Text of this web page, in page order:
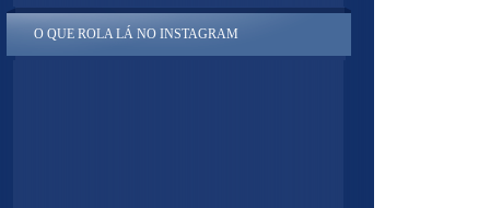
O QUE ROLA LÁ NO INSTAGRAM